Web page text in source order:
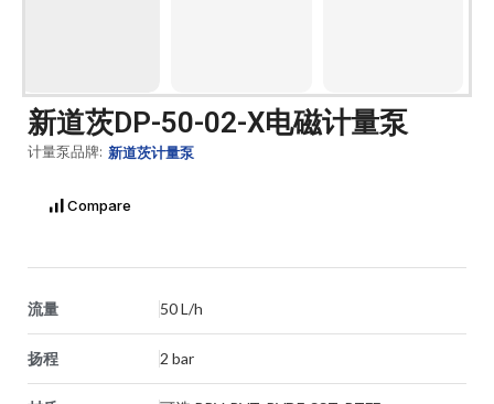
新道茨DP-50-02-X电磁计量泵
计量泵品牌: 新道茨计量泵
Compare
流量 50 L/h
扬程 2 bar